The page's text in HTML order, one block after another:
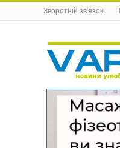
Зворотній зв’язок